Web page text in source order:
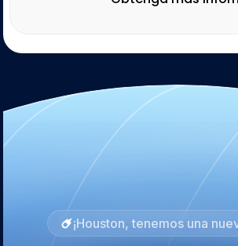
¡Houston, tenemos una